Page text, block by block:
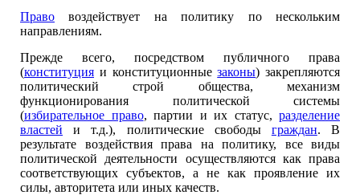
Право воздействует на политику по нескольким
направлениям.
Прежде всего, посредством публичного права
(конституция и конституционныезаконы) закрепляются
политический строй общества, механизм
функционирования политической системы
(избирательное право, партии и их статус, разделение
властей и т.д.), политические свободы граждан. В
результате воздействия права на политику, все виды
политической деятельности осуществляются как права
соответствующих субъектов, а не как проявление их
силы, авторитета или иных качеств.